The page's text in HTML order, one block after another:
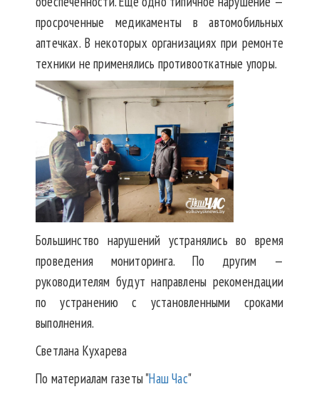
просроченные медикаменты в автомобильных
аптечках. В некоторых организациях при ремонте
техники не применялись противооткатные упоры.
Большинство нарушений устранялись во время
проведения мониторинга. По другим —
руководителям будут направлены рекомендации
по устранению с установленными сроками
выполнения.
Светлана Кухарева
По материалам газеты "Наш Час"